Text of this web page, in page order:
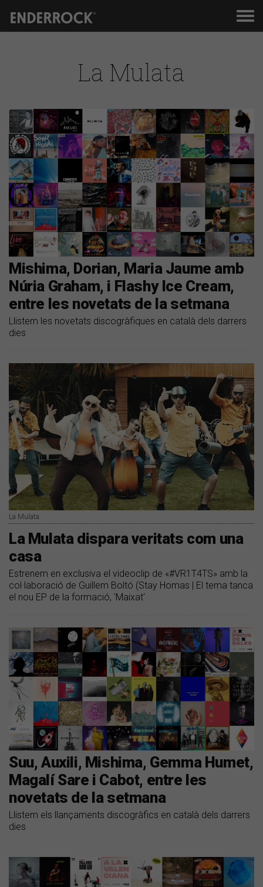
La Mulata
Mishima, Dorian, Maria Jaume amb
Núria Graham, i Flashy Ice Cream,
entre les novetats de la setmana
Llistem les novetats discogràfiques en català dels darrers
dies
La Mulata
La Mulata dispara veritats com una
casa
Estrenem en exclusiva el videoclip de «#VR1T4TS» amb la
col·laboració de Guillem Boltó (Stay Homas | El tema tanca
el nou EP de la formació, 'Maixat'
Suu, Auxili, Mishima, Gemma Humet,
Magalí Sare i Cabot, entre les
novetats de la setmana
Llistem els llançaments discogràfics en català dels darrers
dies